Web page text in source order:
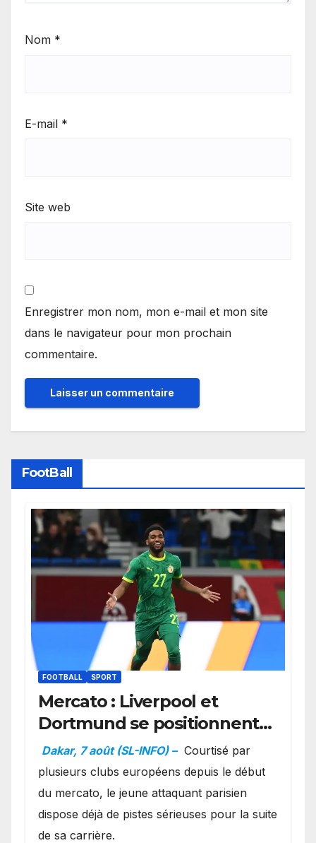
Nom *
E-mail *
Site web
Enregistrer mon nom, mon e-mail et mon site
dans le navigateur pour mon prochain
commentaire.
FootBall
FOOTBALL SPORT
Mercato : Liverpool et
Dortmund se positionnent
en favoris pour recruter
Ibrahim Mbaye
Dakar, 7 août (SL-INFO) – Courtisé par
plusieurs clubs européens depuis le début
du mercato, le jeune attaquant parisien
dispose déjà de pistes sérieuses pour la suite
de sa carrière.